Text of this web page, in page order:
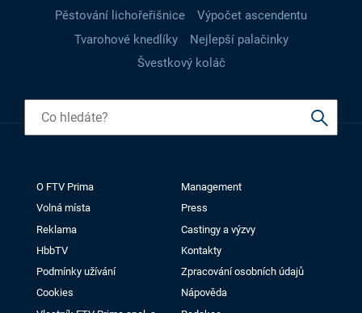
Pěstování lichořeřišnice
Výpočet ascendentu
Tvarohové knedlíky
Nejlepší palačinky
Švestkový koláč
O FTV Prima
Management
Volná místa
Press
Reklama
Castingy a výzvy
HbbTV
Kontakty
Podmínky užívání
Zpracování osobních údajů
Cookies
Nápověda